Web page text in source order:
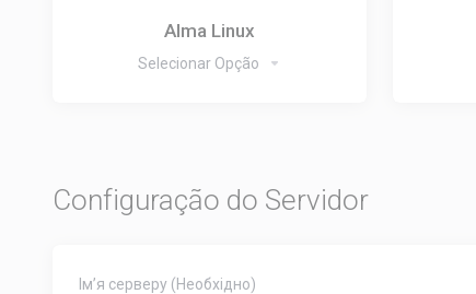
Alma Linux
Selecionar Opção
Configuração do Servidor
Ім’я серверу (Необхідно)